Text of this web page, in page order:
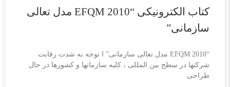
کتاب الکترونیکی “EFQM 2010 مدل تعالی
سازمانی”
“EFQM 2010 مدل تعالی سازمانی” ا توجه به شدت رقابت
شرکتها در سطح بین المللی ، کلیه سازمانها و کشورها در حال
طراحی